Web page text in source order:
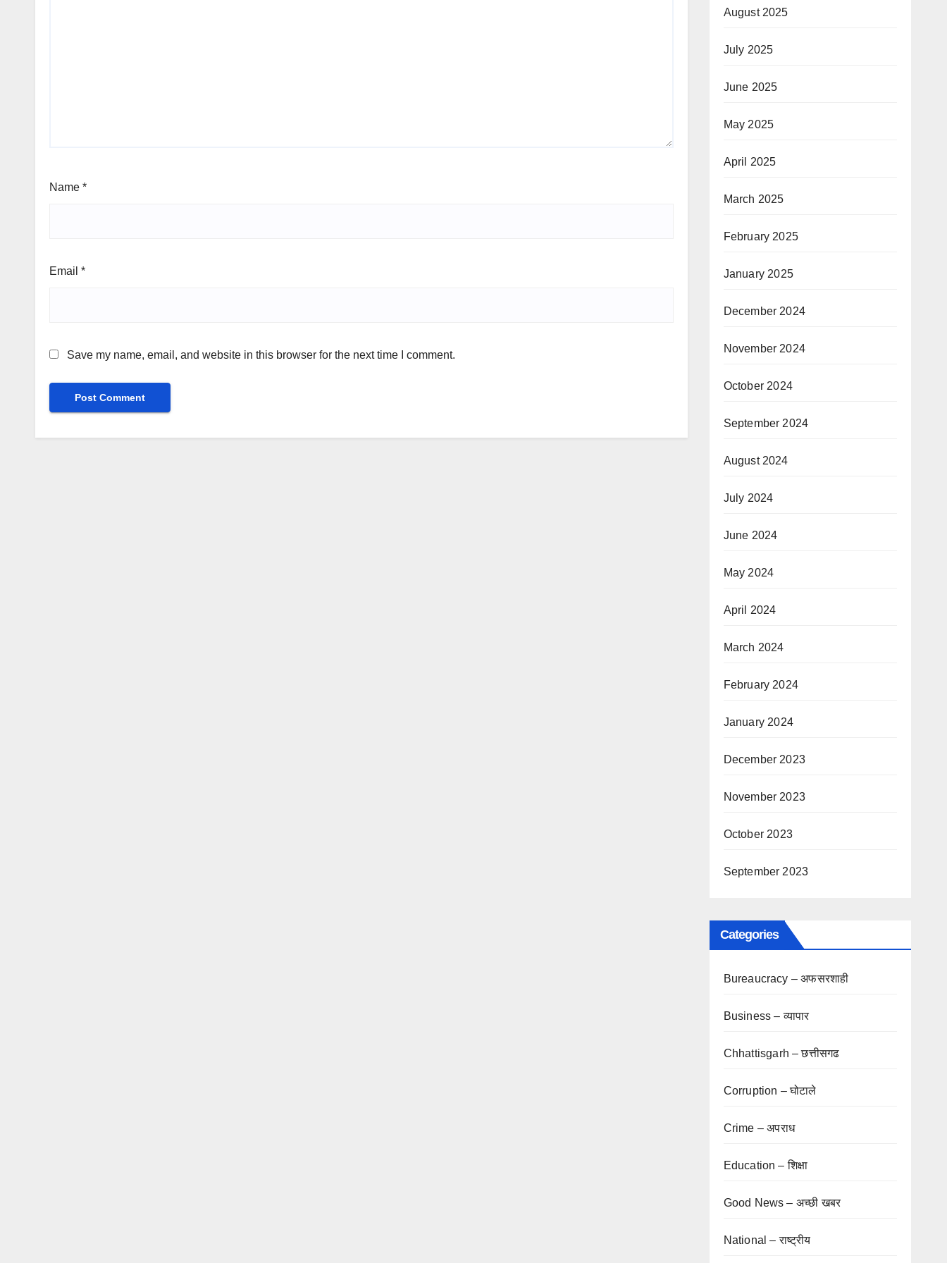
Name *
Email *
Save my name, email, and website in this browser for the next time I comment.
August 2025
July 2025
June 2025
May 2025
April 2025
March 2025
February 2025
January 2025
December 2024
November 2024
October 2024
September 2024
August 2024
July 2024
June 2024
May 2024
April 2024
March 2024
February 2024
January 2024
December 2023
November 2023
October 2023
September 2023
Categories
Bureaucracy – अफसरशाही
Business – व्यापार
Chhattisgarh – छत्तीसगढ
Corruption – घोटाले
Crime – अपराध
Education – शिक्षा
Good News – अच्छी खबर
National – राष्ट्रीय